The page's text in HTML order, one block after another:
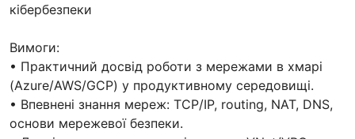
кібербезпеки
Вимоги:
• Практичний досвід роботи з мережами в хмарі
(Azure/AWS/GCP) у продуктивному середовищі.
• Впевнені знання мереж: TCP/IP, routing, NAT, DNS,
основи мережевої безпеки.